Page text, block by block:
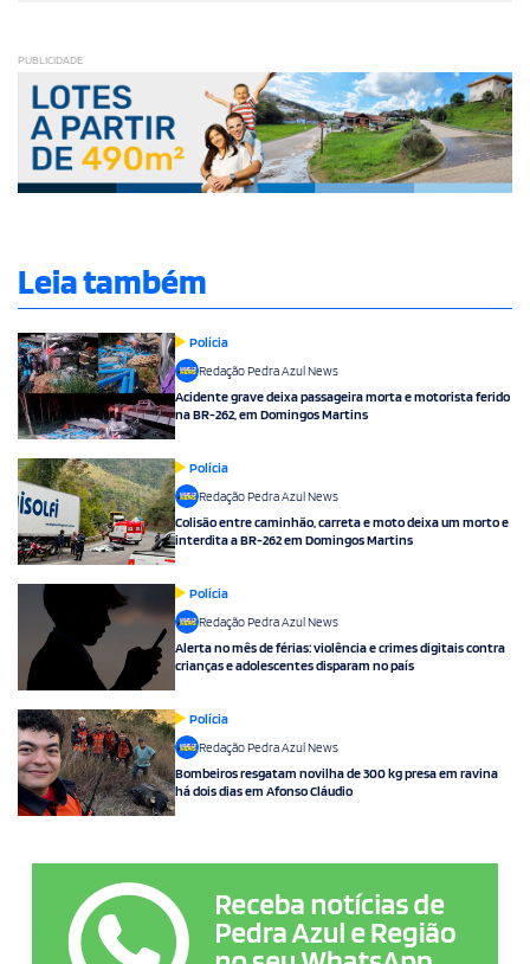
PUBLICIDADE
Leia também
Polícia
Redação Pedra Azul News
Acidente grave deixa passageira morta e motorista ferido
na BR-262, em Domingos Martins
Polícia
Redação Pedra Azul News
Colisão entre caminhão, carreta e moto deixa um morto e
interdita a BR-262 em Domingos Martins
Polícia
Redação Pedra Azul News
Alerta no mês de férias: violência e crimes digitais contra
crianças e adolescentes disparam no país
Polícia
Redação Pedra Azul News
Bombeiros resgatam novilha de 300 kg presa em ravina
há dois dias em Afonso Cláudio